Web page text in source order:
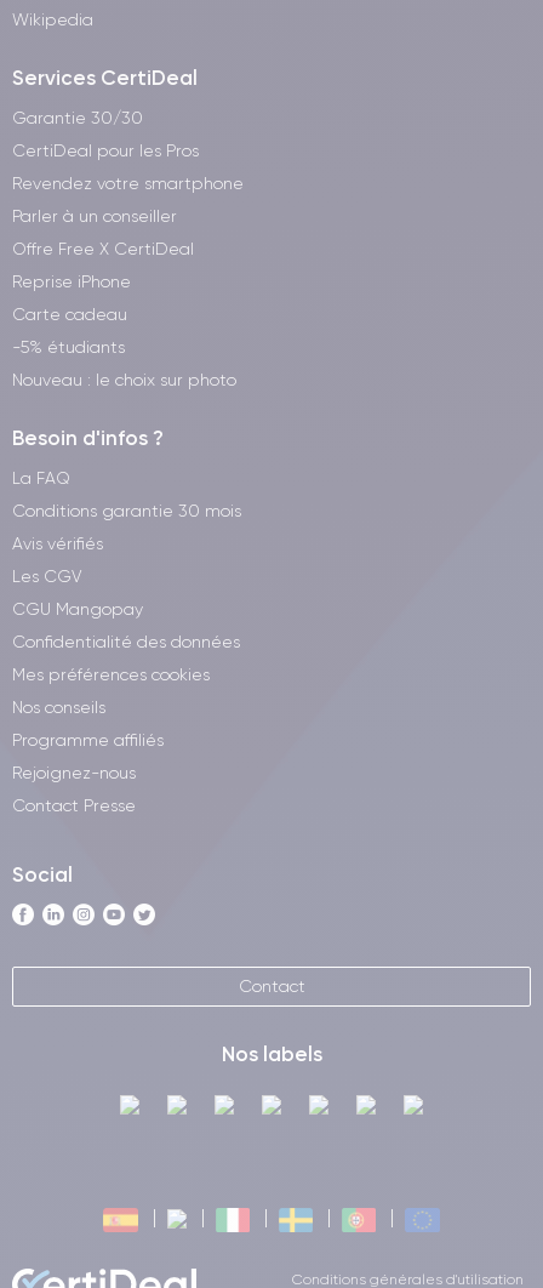
Wikipedia
Services CertiDeal
Garantie 30/30
CertiDeal pour les Pros
Revendez votre smartphone
Parler à un conseiller
Offre Free X CertiDeal
Reprise iPhone
Carte cadeau
-5% étudiants
Nouveau : le choix sur photo
Besoin d'infos ?
La FAQ
Conditions garantie 30 mois
Avis vérifiés
Les CGV
CGU Mangopay
Confidentialité des données
Mes préférences cookies
Nos conseils
Programme affiliés
Rejoignez-nous
Contact Presse
Social
Contact
Nos labels
Conditions générales d'utilisation